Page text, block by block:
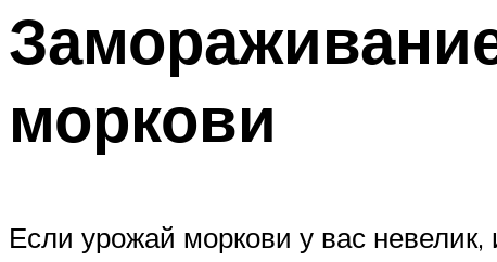
моркови
Если урожай моркови у вас